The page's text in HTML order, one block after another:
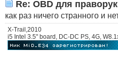
Re: OBD для
как раз ничего странного и
X-Trail,2010
i5 Intel 3.5" board, DC-DC PS, 4G,